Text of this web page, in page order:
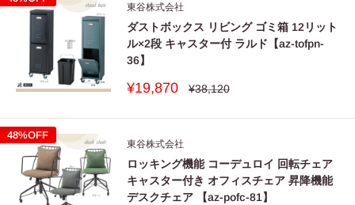
東谷株式会社
ダストボックス リビング ゴミ箱 12リット
ル×2段 キャスター付 ラルド【az-tofpn-
36】
販
価
¥19,870
通
格
¥38,120
48%OFF
東谷株式会社
ロッキング機能 コーデュロイ 回転チェア
キャスター付き オフィスチェア 昇降機能
デスクチェア 【az-pofc-81】